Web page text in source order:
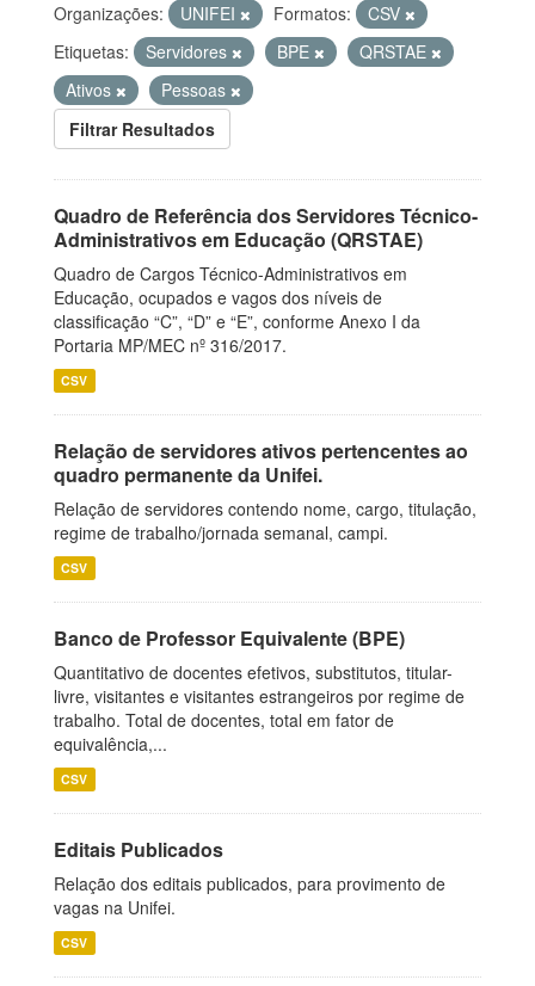
Organizações: UNIFEI Formatos:
CSV
Etiquetas:
Servidores BPE
QRSTAE
Ativos
Pessoas
Filtrar Resultados
Quadro de Referência dos Servidores Técnico-
Administrativos em Educação (QRSTAE)
Quadro de Cargos Técnico-Administrativos em
Educação, ocupados e vagos dos níveis de
classificação “C”, “D” e “E”, conforme Anexo I da
Portaria MP/MEC nº 316/2017.
CSV
Relação de servidores ativos pertencentes ao
quadro permanente da Unifei.
Relação de servidores contendo nome, cargo, titulação,
regime de trabalho/jornada semanal, campi.
CSV
Banco de Professor Equivalente (BPE)
Quantitativo de docentes efetivos, substitutos, titular-
livre, visitantes e visitantes estrangeiros por regime de
trabalho. Total de docentes, total em fator de
equivalência,...
CSV
Editais Publicados
Relação dos editais publicados, para provimento de
vagas na Unifei.
CSV